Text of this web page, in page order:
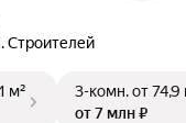
Строителей
м²
3-комн.от 74,9
от 7 млн ₽